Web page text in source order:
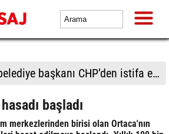
232 belediye başkanı CHP’den istifa etti
başladı
merkezlerinden birisi olan Ortaca'nın